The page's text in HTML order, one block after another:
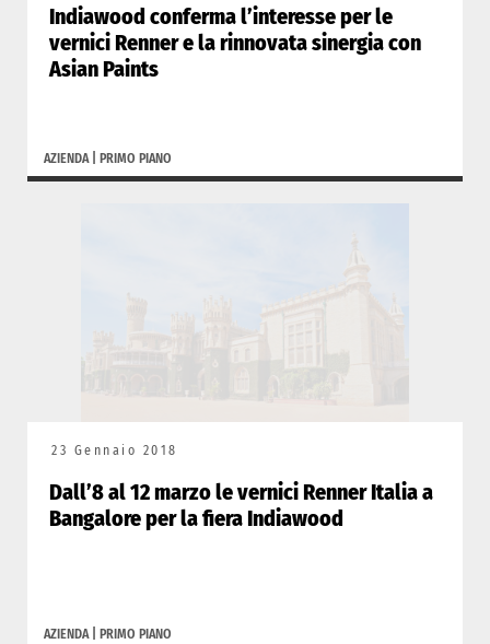
Indiawood conferma l’interesse per le
vernici Renner e la rinnovata sinergia con
Asian Paints
AZIENDA| PRIMO PIANO
23 Gennaio 2018
Dall’8 al 12 marzo le vernici Renner Italia a
Bangalore per la fiera Indiawood
AZIENDA| PRIMO PIANO